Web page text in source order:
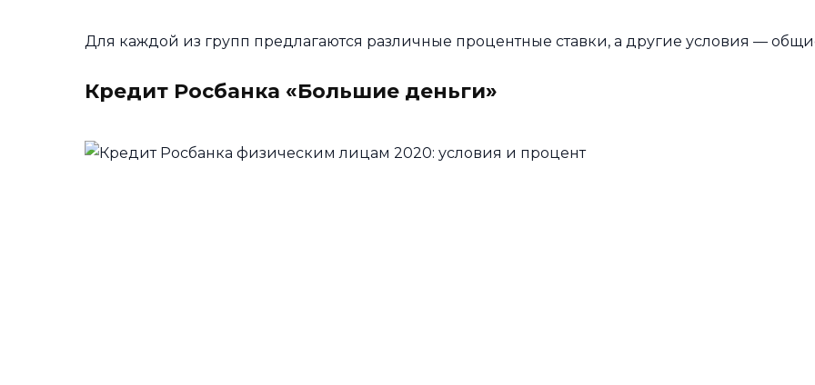
Для каждой из групп предлагаются различные процентные ставки, а другие условия —
Кредит Росбанка «Большие деньги»